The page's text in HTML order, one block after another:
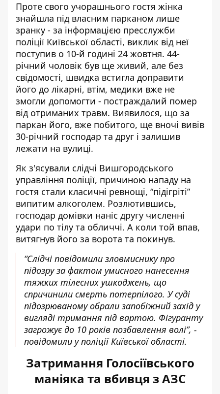
Проте свого учорашнього гостя жінка
знайшла під власним парканом лише
зранку - за інформацією пресслужби
поліції Київської області, виклик від неї
поступив о 10-й годині 24 жовтня. 44-
річний чоловік був ще живий, але без
свідомості, швидка встигла доправити
його до лікарні, втім, медики вже не
змогли допомогти - постраждалий помер
від отриманих травм. Виявилося, що за
паркан його, вже побитого, ще вночі вивів
30-річний господар та друг і залишив
лежати на вулиці.
Як з'ясували слідчі Вишгородського
управління поліції, причиною нападу на
гостя стали класичні ревнощі, “підігріті”
випитим алкоголем. Розлютившись,
господар домівки наніс другу численні
удари по тілу та обличчі. А коли той впав,
витягнув його за ворота та покинув.
“Слідчі повідомили зловмиснику про
підозру за фактом умисного нанесення
тяжких тілесних ушкоджень, що
спричинили смерть потерпілого. У суді
підозрюваному обрали запобіжний захід у
вигляді тримання під вартою. Фігуранту
загрожує до 10 років позбавлення волі”, -
повідомили у поліції Київської області.
Затримання Голосіївського
маніяка та вбивця з АЗС